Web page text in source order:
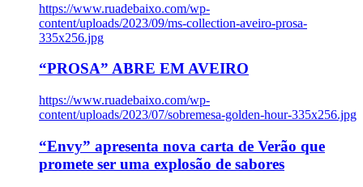
https://www.ruadebaixo.com/wp-
content/uploads/2023/09/ms-collection-aveiro-prosa-
335x256.jpg
“PROSA” ABRE EM AVEIRO
https://www.ruadebaixo.com/wp-
content/uploads/2023/07/sobremesa-golden-hour-335x256.jpg
“Envy” apresenta nova carta de Verão que
promete ser uma explosão de sabores